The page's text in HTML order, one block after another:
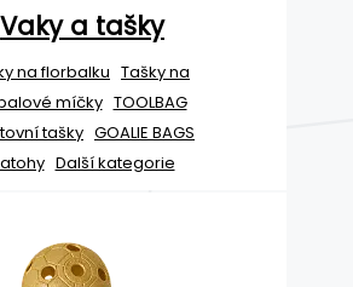
Vaky a tašky
na florbalku Tašky na
míčky TOOLBAG
tašky GOALIE BAGS
Další kategorie